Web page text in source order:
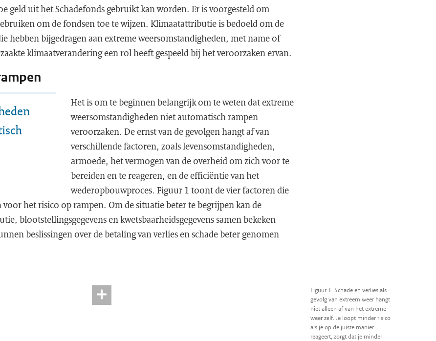
geld uit het Schadefonds gebruikt kan worden. Er is voorgesteld om
om de fondsen toe te wijzen. Klimaatattributie is bedoeld om de
hebben bijgedragen aan extreme weersomstandigheden, met name of
klimaatverandering een rol heeft gespeeld bij het veroorzaken ervan.
Het is om te beginnen belangrijk om te weten dat extreme
weersomstandigheden niet automatisch rampen
veroorzaken. De ernst van de gevolgen hangt af van
verschillende factoren, zoals levensomstandigheden,
armoede, het vermogen van de overheid om zich voor te
bereiden en te reageren, en de efficiëntie van het
wederopbouwproces. Figuur 1 toont de vier factoren die
het risico op rampen. Om de situatie beter te begrijpen kan de
blootstellingsgegevens en kwetsbaarheidsgegevens samen bekeken
beslissingen over de betaling van verlies en schade beter genomen
Figuur 1. Schade en verlies als
gevolg van extreem weer hangt
niet alleen af van het extreme
weer zelf. Je loopt minder risico
als je op de juiste manier
reageert, zorgt dat je minder